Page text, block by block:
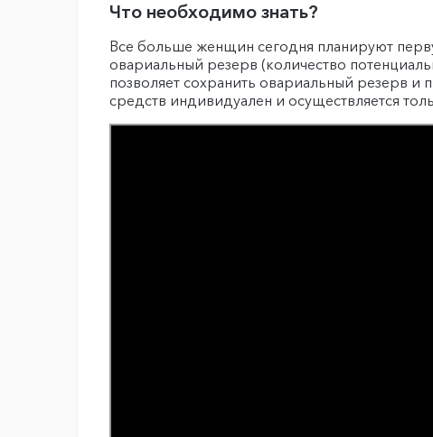
Что необходимо знать?
Все больше женщин сегодня планируют
овариальный резерв (количество
позволяет сохранить овариальный резерв и
средств индивидуален и осуществляется